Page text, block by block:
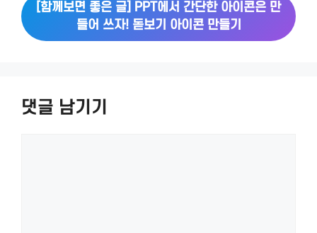
[함께보면 좋은 글] PPT에서 간단한 아이콘은 만
들어 쓰자! 돋보기 아이콘 만들기
댓글 남기기